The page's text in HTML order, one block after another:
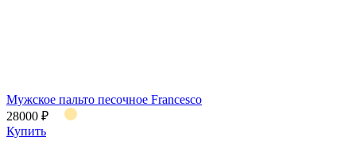
Мужское пальто песочное Francesco
28000 ₽
Купить